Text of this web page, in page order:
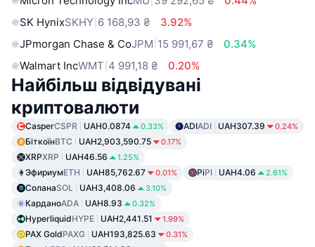
SK HynixSKHY 6 168,93 ₴
3.92%
JPmorgan Chase & CoJPM 15 991,67 ₴
0.34%
Walmart IncWMT 4 991,18 ₴ 0.20%
Найбільш відвідувані
криптовалюти
CasperCSPR UAH0.0874 0.33% ADIADI UAH307.39 0.24%
БіткоїнBTC UAH2,903,590.75 0.17%
XRPXRP UAH46.56 1.25%
ЭфириумETH UAH85,762.67 0.01% PiPI UAH4.06 2.61%
СоланаSOL UAH3,408.06 3.10%
КарданоADA UAH8.93 0.32%
HyperliquidHYPE UAH2,441.51 1.99%
PAX GoldPAXG UAH193,825.63 0.31%